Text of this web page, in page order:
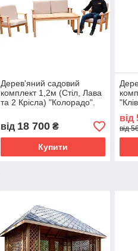
Дерев'яний садовий
комплект 1,2м (Стіл, Лава
та 2 Крісла) "Колорадо".
від 18 700₴
Купити
від
від